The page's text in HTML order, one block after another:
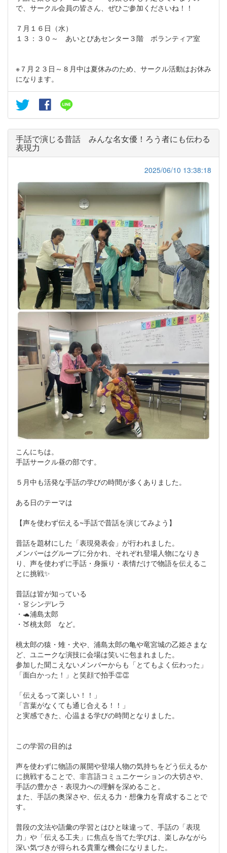
で、サークル会員の皆さん、ぜひご参加くださいね！！
７月１６日（水）
１３：３０～ あいとぴあセンター３階 ボランティア室
※７月２３日～８月中は夏休みのため、サークル活動はお休み
になります。
手話で演じる昔話 みんな名女優！ろう者にも伝わる
表現力
2025/06/10 13:38:18
こんにちは。
手話サークル昼の部です。
５月中も活発な手話の学びの時間が多くありました。
ある日のテーマは
【声を使わず伝える~手話で昔話を演じてみよう】
昔話を題材にした「表現発表会」が行われました。
メンバーはグループに分かれ、それぞれ登場人物になりき
り、声を使わずに手話・身振り・表情だけで物語を伝えるこ
とに挑戦✨
昔話は皆が知っている
・👗シンデレラ
・🐢浦島太郎
・🍑桃太郎 など。
桃太郎の猿・雉・犬や、浦島太郎の亀や竜宮城の乙姫さまな
ど、ユニークな演技に会場は笑いに包まれました。
参加した聞こえないメンバーからも「とてもよく伝わった」
「面白かった！」と笑顔で拍手👏👏
「伝えるって楽しい！！」
「言葉がなくても通じ合える！！」
と実感できた、心温まる学びの時間となりました。
この学習の目的は
声を使わずに物語の展開や登場人物の気持ちをどう伝えるか
に挑戦することで、非言語コミュニケーションの大切さや、
手話の豊かさ・表現力への理解を深めること。
また、手話の奥深さや、伝える力・想像力を育成することで
す。
普段の文法や語彙の学習とはひと味違って、手話の「表現
力」や「伝える工夫」に焦点を当てた学びは、楽しみながら
深い気づきが得られる貴重な機会になりました。